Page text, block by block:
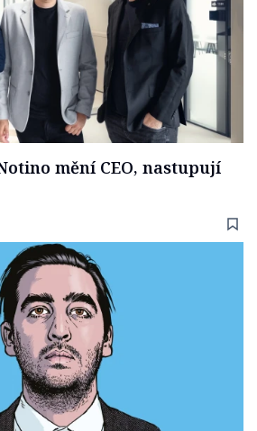
mění CEO, nastupují